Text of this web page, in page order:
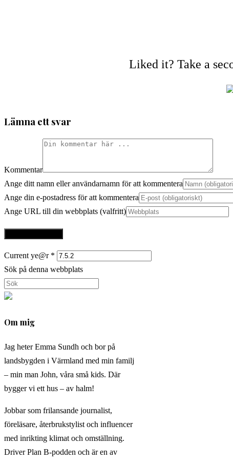
Liked it? Take a
Lämna ett svar
Kommentar
Ange ditt namn eller användarnamn för att kommentera
Ange din e-postadress för att kommentera
Ange URL till din webbplats (valfritt)
Current ye@r *
Sök på denna webbplats
Om mig
Jag heter Emma Sundh och bor på
landsbygden i Värmland med min familj
– min man John, våra små kids. Där
bygger vi ett hus – av halm!
Jobbar som frilansande journalist,
föreläsare, återbrukstylist och influencer
med inrikting klimat och omställning.
Driver Plan B-podden och är en av